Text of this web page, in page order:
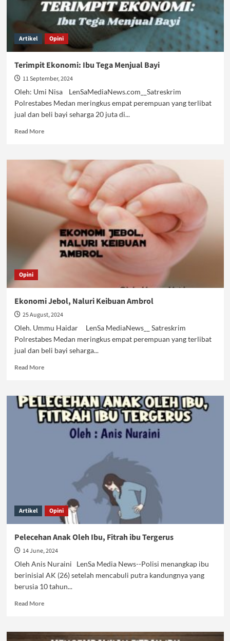
Artikel Opini
Terimpit Ekonomi: Ibu Tega Menjual Bayi
11 September, 2024
Oleh: Umi Nisa LenSaMediaNews.com__Satreskrim
Polrestabes Medan meringkus empat perempuan yang terlibat
jual dan beli bayi seharga 20 juta di...
Read MoreRead
Terimpit
Bayi
Opini
Ekonomi Jebol, Naluri Keibuan Ambrol
25 August, 2024
Oleh. Ummu Haidar LenSa MediaNews__ Satreskrim
Polrestabes Medan meringkus empat perempuan yang terlibat
jual dan beli bayi seharga...
Read MoreRead
Ekonomi
Jebol,
Naluri
Keibuan
Artikel Opini
Pelecehan Anak Oleh Ibu, Fitrah ibu Tergerus
14 June, 2024
Oleh Anis Nuraini LenSa Media News--Polisi menangkap ibu
berinisial AK (26) setelah mencabuli putra kandungnya yang
berusia 10 tahun...
Read MoreRead
Pelecehan